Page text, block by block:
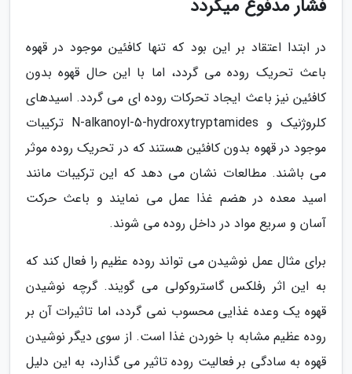
فشار مدفوع میگردد
در ابتدا اعتقاد بر این بود که تنها کافئین موجود در قهوه
باعث تحریک روده می گردد، اما با این حال قهوه بدون
کافئین نیز باعث ایجاد تحرکات روده ای می گردد. اسیدهای
کلروژنیک و N-alkanoyl-5-hydroxytryptamides ترکیبات
موجود در قهوه بدون کافئین هستند که در تحریک روده موثر
می باشند. مطالعات نشان می دهد که این ترکیبات مانند
اسید معده در هضم غذا عمل می نمایند و باعث حرکت
آسان و سریع مواد در داخل روده می شوند.
برای مثال عمل نوشیدن می تواند روده عظیم را فعال کند که
به این اثر رفلکس گاستروکولی می گویند. گرچه نوشیدن
قهوه یک وعده غذایی محسوب نمی گردد، اما تاثیرات آن بر
روده عظیم مشابه با خوردن غذا است. از سوی دیگر نوشیدن
قهوه به سادگی بر فعالیت روده تاثیر می گذارد، به این دلیل